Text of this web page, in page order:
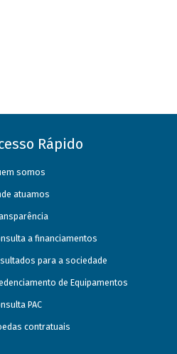
Rápido
somos
atuamos
a financiamentos
para a sociedade
de Equipamentos
PAC
contratuais